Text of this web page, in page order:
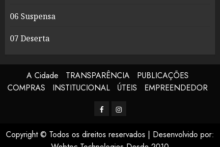
06 Suspensa
07 Deserta
A Cidade TRANSPARÊNCIA
PUBLICAÇÕES
COMPRAS
INSTITUCIONAL ÚTEIS EMPREENDEDOR
FacerbookInstagram
Copyright © Todos os direitos reservados | Desenvolvido por: